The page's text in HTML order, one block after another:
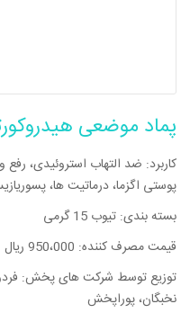
پماد موضعی
کاربرد: ضد التهاب استروئیدی،
پوستی اگزما، درماتیت ها،
بسته بندی: تیوب 15 گرمی
قیمت مصرف کننده: 950،000 ریال
توزیع توسط شرکت های پخش:
نخبگان، پوراپخش